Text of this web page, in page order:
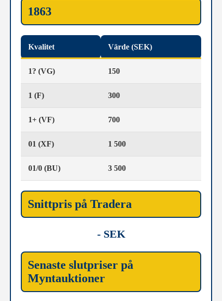
1863
Kvalitet Värde (SEK)
1? (VG) 150
1 (F) 300
1+ (VF) 700
01 (XF) 1 500
01/0 (BU) 3 500
Snittpris på Tradera
- SEK
Senaste slutpriser på
Myntauktioner